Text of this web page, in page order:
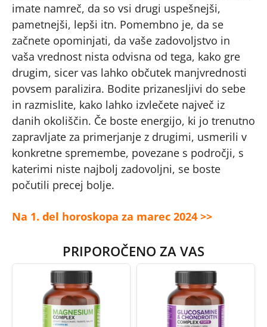
imate namreč, da so vsi drugi uspešnejši,
pametnejši, lepši itn. Pomembno je, da se
začnete opominjati, da vaše zadovoljstvo in
vaša vrednost nista odvisna od tega, kako gre
drugim, sicer vas lahko občutek manjvrednosti
povsem paralizira. Bodite prizanesljivi do sebe
in razmislite, kako lahko izvlečete največ iz
danih okoliščin. Če boste energijo, ki jo trenutno
zapravljate za primerjanje z drugimi, usmerili v
konkretne spremembe, povezane s področji, s
katerimi niste najbolj zadovoljni, se boste
počutili precej bolje.
Na 1. del horoskopa za marec 2024 >>
PRIPOROČENO ZA VAS